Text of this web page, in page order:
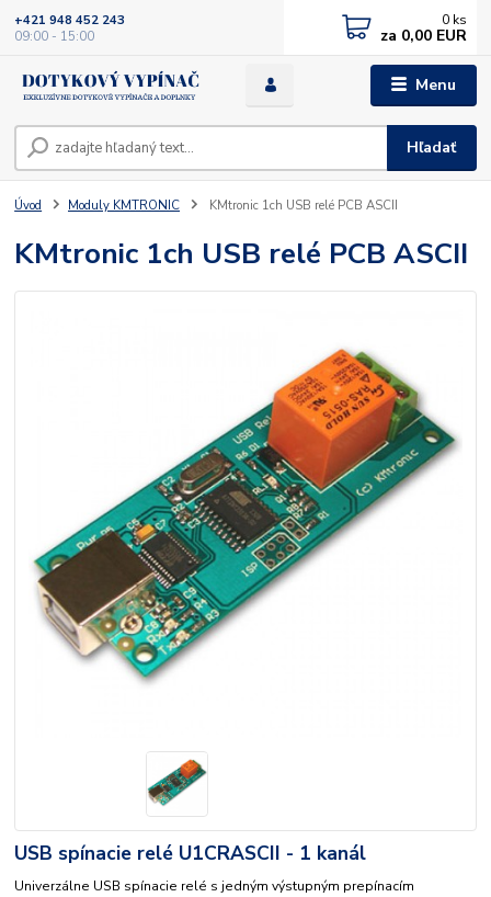
Menu
Hľadať
+421 948 452 243
09:00 - 15:00
0 ks
za 0,00 EUR
Úvod Moduly KMTRONIC KMtronic 1ch USB relé PCB ASCII
KMtronic 1ch USB relé PCB ASCII
USB spínacie relé U1CRASCII - 1 kanál
Univerzálne USB spínacie relé s jedným výstupným prepínacím